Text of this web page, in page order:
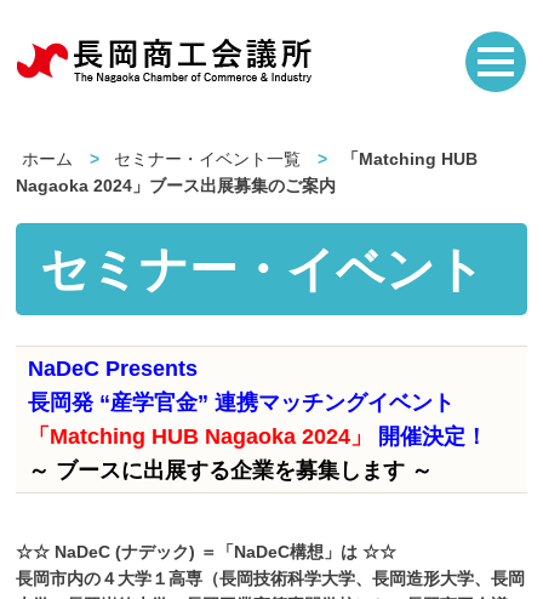
ホーム セミナー・イベント一覧
「Matching HUB
Nagaoka 2024」ブース出展募集のご案内
セミナー・イベント
NaDeC Presents
長岡発 “産学官金” 連携マッチングイベント
「Matching HUB Nagaoka 2024」
開催決定！
～ ブースに出展する企業を募集します ～
☆☆ NaDeC (ナデック) ＝「NaDeC構想」は ☆☆
長岡市内の４大学１高専（長岡技術科学大学、長岡造形大学、長岡